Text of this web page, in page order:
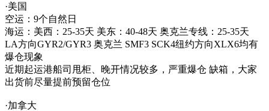
·美国
空运：9个自然日
海运：美西：25-35天 美东：40-48天 奥克兰专线：25-35天
LA方向GYR2/GYR3 奥克兰 SMF3 SCK4纽约方向XLX6均有
爆仓现象
近期起运港船司甩柜、晚开情况较多，严重爆仓 缺箱，大家
出货前尽量提前预留仓位
·加拿大